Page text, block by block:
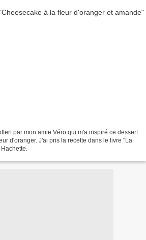
par mon amie Véro qui m'a inspiré ce dessert
d'oranger. J'ai pris la recette dans le livre "La